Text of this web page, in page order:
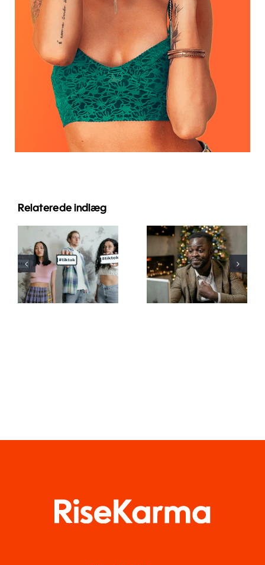
Relaterede indlæg
De bedste
video-
redigeringsapps
til at skabe
TikTok
Sådan
skjuler du
følgere på
LinkedIn for
at bevare